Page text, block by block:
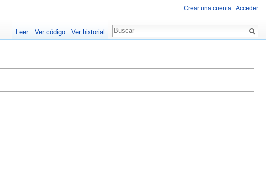
Crear una cuenta Acceder
Leer Ver código Ver historial